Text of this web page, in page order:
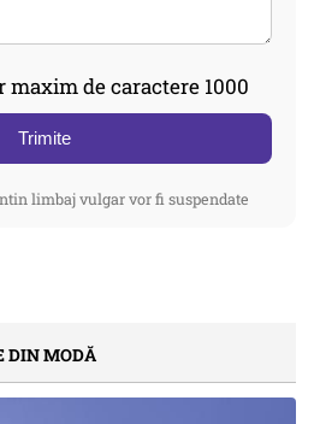
maxim de caractere 1000
Trimite
limbaj vulgar vor fi suspendate
DIN MODĂ